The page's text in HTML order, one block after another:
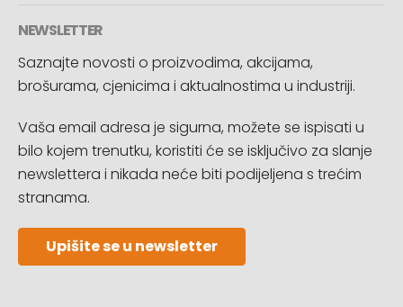
NEWSLETTER
Saznajte novosti o proizvodima, akcijama,
brošurama, cjenicima i aktualnostima u industriji.
Vaša email adresa je sigurna, možete se ispisati u
bilo kojem trenutku, koristiti će se isključivo za slanje
newslettera i nikada neće biti podijeljena s trećim
stranama.
Upišite se u newsletter